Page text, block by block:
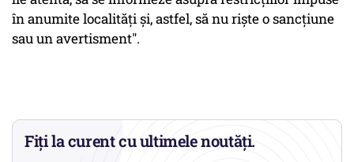
în anumite localităţi şi, astfel, să nu rişte o sancţiune
sau un avertisment".
Fiți la curent cu ultimele noutăți.